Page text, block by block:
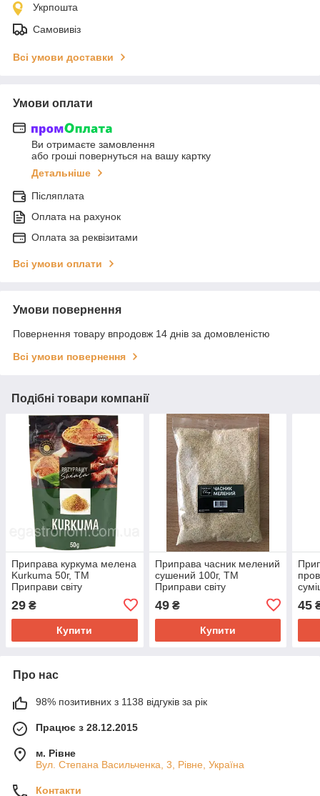
Укрпошта
Самовивіз
Всі умови доставки
Умови оплати
Ви отримаєте замовлення
або гроші повернуться на вашу картку
Детальніше
Післяплата
Оплата на рахунок
Оплата за реквізитами
Всі умови оплати
Умови повернення
Повернення товару впродовж 14 днів за домовленістю
Всі умови повернення
Подібні товари компанії
Приправа куркума мелена
Kurkuma 50г, ТМ
Приправи світу
29 ₴
Купити
Приправа часник мелений
сушений 100г, ТМ
Приправи світу
49₴
Купити
45
Про нас
98% позитивних з 1138 відгуків за рік
Працює з 28.12.2015
м. Рівне
Вул. Степана Васильченка, 3, Рівне, Україна
Контакти